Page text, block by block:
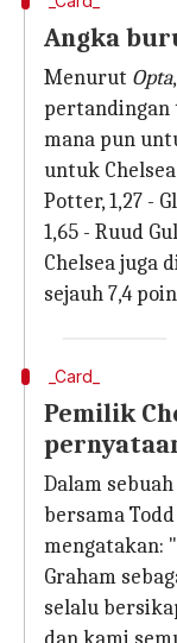
Angka
Menurut Opta
pertandingan
mana pun
untuk
Potter, 1,27 -
1,65 - Ruud
Chelsea juga
sejauh 7,4
_Card_
Pemilik
Dalam
bersama
mengatakan:
Graham
selalu